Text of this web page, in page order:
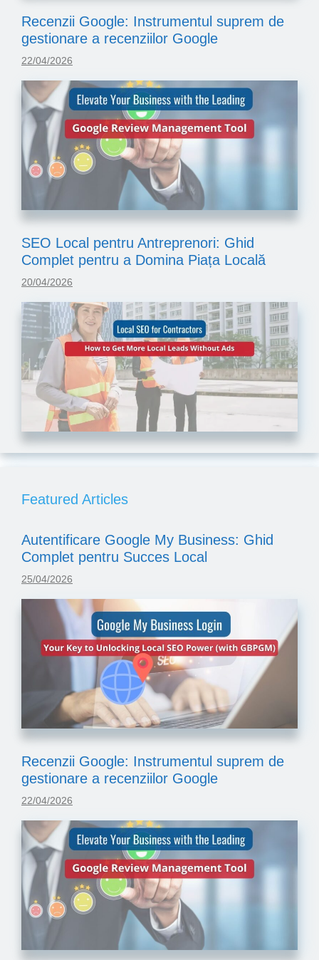
Recenzii Google: Instrumentul suprem de
gestionare a recenziilor Google
22/04/2026
SEO Local pentru Antreprenori: Ghid
Complet pentru a Domina Piața Locală
20/04/2026
Featured Articles
Autentificare Google My Business: Ghid
Complet pentru Succes Local
25/04/2026
Recenzii Google: Instrumentul suprem de
gestionare a recenziilor Google
22/04/2026